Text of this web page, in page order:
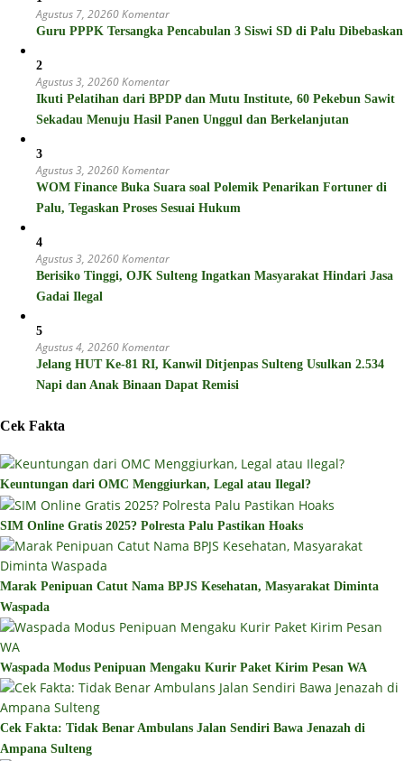
Agustus 7, 20260 Komentar
Guru PPPK Tersangka Pencabulan 3 Siswi SD di Palu Dibebaskan
2
Agustus 3, 20260 Komentar
Ikuti Pelatihan dari BPDP dan Mutu Institute, 60 Pekebun Sawit
Sekadau Menuju Hasil Panen Unggul dan Berkelanjutan
3
Agustus 3, 20260 Komentar
WOM Finance Buka Suara soal Polemik Penarikan Fortuner di
Palu, Tegaskan Proses Sesuai Hukum
4
Agustus 3, 20260 Komentar
Berisiko Tinggi, OJK Sulteng Ingatkan Masyarakat Hindari Jasa
Gadai Ilegal
5
Agustus 4, 20260 Komentar
Jelang HUT Ke-81 RI, Kanwil Ditjenpas Sulteng Usulkan 2.534
Napi dan Anak Binaan Dapat Remisi
Cek Fakta
Keuntungan dari OMC Menggiurkan, Legal atau Ilegal?
SIM Online Gratis 2025? Polresta Palu Pastikan Hoaks
Marak Penipuan Catut Nama BPJS Kesehatan, Masyarakat Diminta
Waspada
Waspada Modus Penipuan Mengaku Kurir Paket Kirim Pesan WA
Cek Fakta: Tidak Benar Ambulans Jalan Sendiri Bawa Jenazah di
Ampana Sulteng